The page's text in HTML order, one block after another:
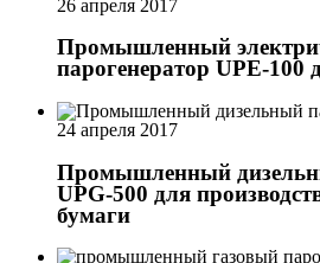
26 апреля 2017
Промышленный
парогенератор UPE-
24 апреля 2017
Промышленный
UPG-500 для
бумаги